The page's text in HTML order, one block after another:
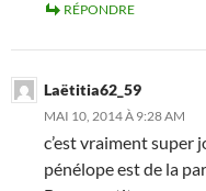
RÉPONDRE
Laëtitia62_59
MAI 10, 2014 À 9:28 AM
c’est vraiment super
pénélope est de la